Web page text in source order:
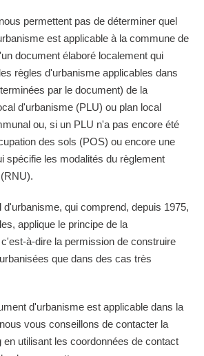
permettent pas de déterminer quel
est applicable à la commune de
document élaboré localement qui
règles d'urbanisme applicables dans
par le document) de la
d'urbanisme (PLU) ou plan local
ou, si un PLU n'a pas encore été
des sols (POS) ou encore une
spécifie les modalités du règlement
d'urbanisme, qui comprend, depuis 1975,
applique le principe de la
à-dire la permission de construire
que dans des cas très
d'urbanisme est applicable dans la
vous conseillons de contacter la
utilisant les coordonnées de contact